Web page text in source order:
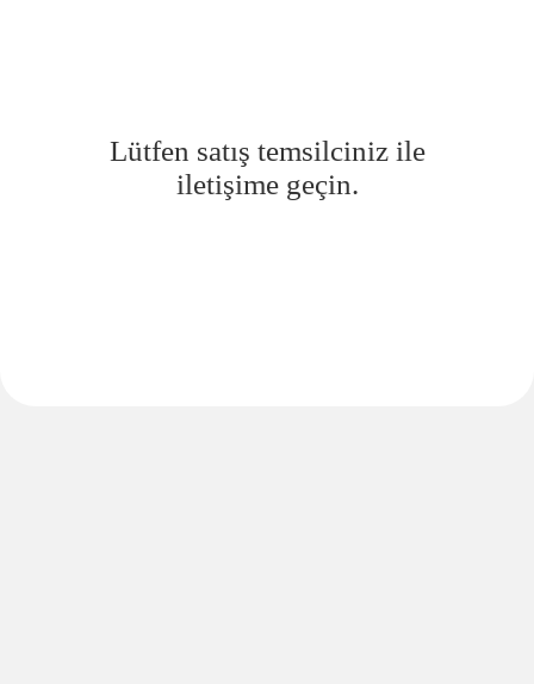
Lütfen satış temsilciniz ile
iletişime geçin.